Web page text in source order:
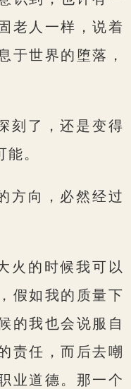
老人一样，说着
于世界的堕落，
刻了，还是变得
。
方向，必然经过
火的时候我可以
假如我的质量下
的我也会说服自
责任，而后去嘲
业道德。那一个